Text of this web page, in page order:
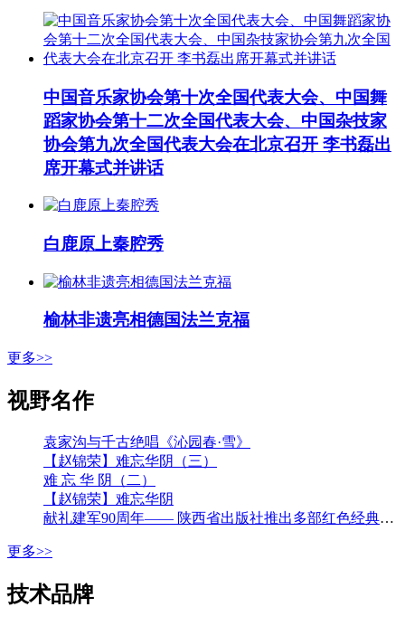
中国音乐家协会第十次全国代表大会、中国舞
蹈家协会第十二次全国代表大会、中国杂技家
协会第九次全国代表大会在北京召开 李书磊出
席开幕式并讲话
白鹿原上秦腔秀
榆林非遗亮相德国法兰克福
更多>>
视野名作
袁家沟与千古绝唱《沁园春·雪》
【赵锦荣】难忘华阴（三）
难 忘 华 阴（二）
【赵锦荣】难忘华阴
献礼建军90周年—— 陕西省出版社推出多部红色经典图书
更多>>
技术品牌